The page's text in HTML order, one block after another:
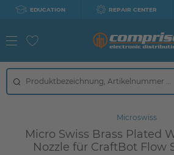
EDUCATION REPAIR CENTER
Microswiss
Micro Swiss Brass Plated
Nozzle für CraftBot Flow